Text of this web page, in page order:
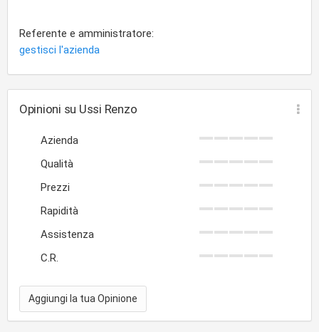
Referente e amministratore:
gestisci l'azienda
Opinioni su Ussi Renzo
Azienda
Qualità
Prezzi
Rapidità
Assistenza
C.R.
Aggiungi la tua Opinione